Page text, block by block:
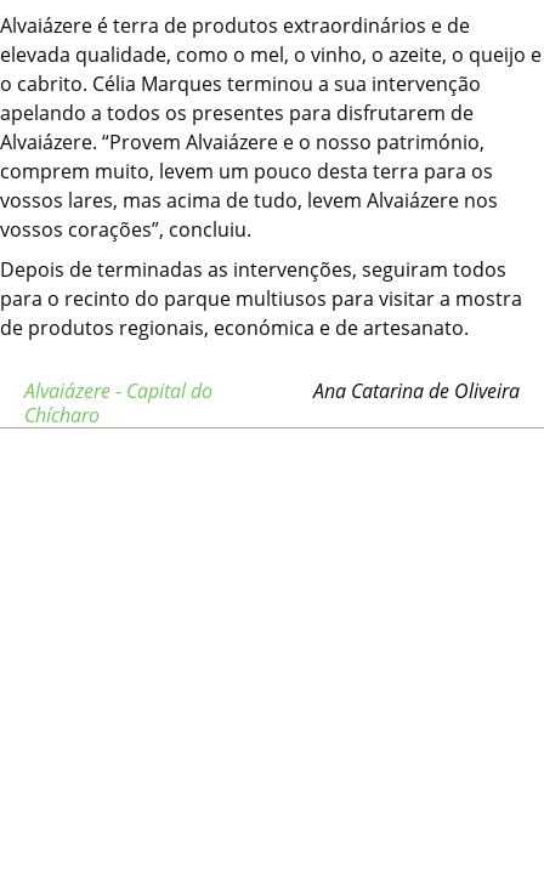
Alvaiázere é terra de produtos extraordinários e de
elevada qualidade, como o mel, o vinho, o azeite, o queijo e
o cabrito. Célia Marques terminou a sua intervenção
apelando a todos os presentes para disfrutarem de
Alvaiázere. “Provem Alvaiázere e o nosso património,
comprem muito, levem um pouco desta terra para os
vossos lares, mas acima de tudo, levem Alvaiázere nos
vossos corações”, concluiu.
Depois de terminadas as intervenções, seguiram todos
para o recinto do parque multiusos para visitar a mostra
de produtos regionais, económica e de artesanato.
Alvaiázere - Capital do
Chícharo
Ana Catarina de Oliveira